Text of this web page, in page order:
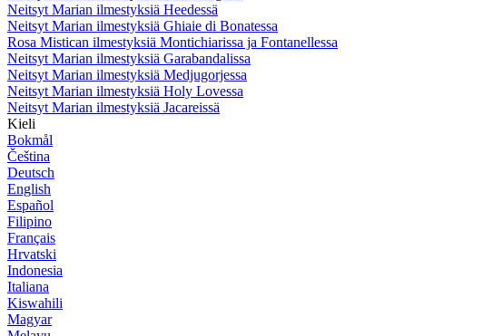
Neitsyt Marian ilmestyksiä Heedessä
Neitsyt Marian ilmestyksiä Ghiaie di Bonatessa
Rosa Mistican ilmestyksiä Montichiarissa ja Fontanellessa
Neitsyt Marian ilmestyksiä Garabandalissa
Neitsyt Marian ilmestyksiä Medjugorjessa
Neitsyt Marian ilmestyksiä Holy Lovessa
Neitsyt Marian ilmestyksiä Jacareissä
Kieli
Bokmål
Čeština
Deutsch
English
Español
Filipino
Français
Hrvatski
Indonesia
Italiana
Kiswahili
Magyar